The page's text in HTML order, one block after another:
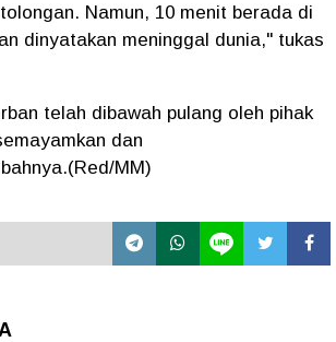
Namun, 10 menit berada di
dinyatakan meninggal dunia," tukas
telah dibawah pulang oleh pihak
dan
MM)